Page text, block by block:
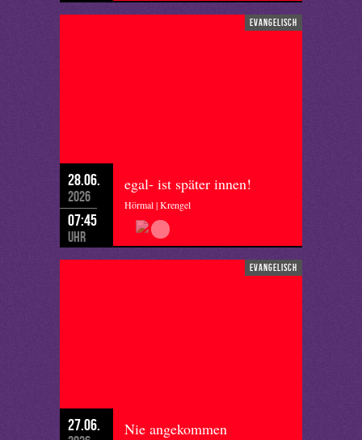
evangelisch
28.06.
2026
07:45
Uhr
egal- ist später innen!
Hörmal | Krengel
evangelisch
27.06. Nie angekommen